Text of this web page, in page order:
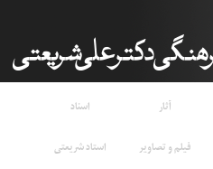
آثار
اسناد
فیلم و تصاویر
استاد شریعتی